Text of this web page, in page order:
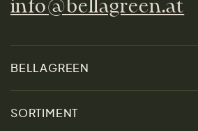
info@bellagreen.at
BELLAGREEN
Über uns
SORTIMENT